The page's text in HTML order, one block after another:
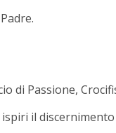
di Passione,
ispiri il